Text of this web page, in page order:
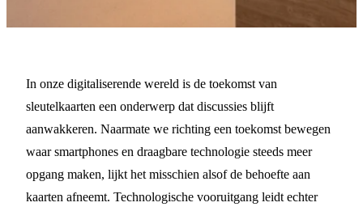
Beam Me Up, Sleutelkaart:
De Toekomst van
Hoteltoegang
7 MIN LEZEN
In onze digitaliserende wereld is de toekomst van
sleutelkaarten een onderwerp dat discussies blijft
aanwakkeren. Naarmate we richting een toekomst bewegen
waar smartphones en draagbare technologie steeds meer
opgang maken, lijkt het misschien alsof de behoefte aan
kaarten afneemt. Technologische vooruitgang leidt echter